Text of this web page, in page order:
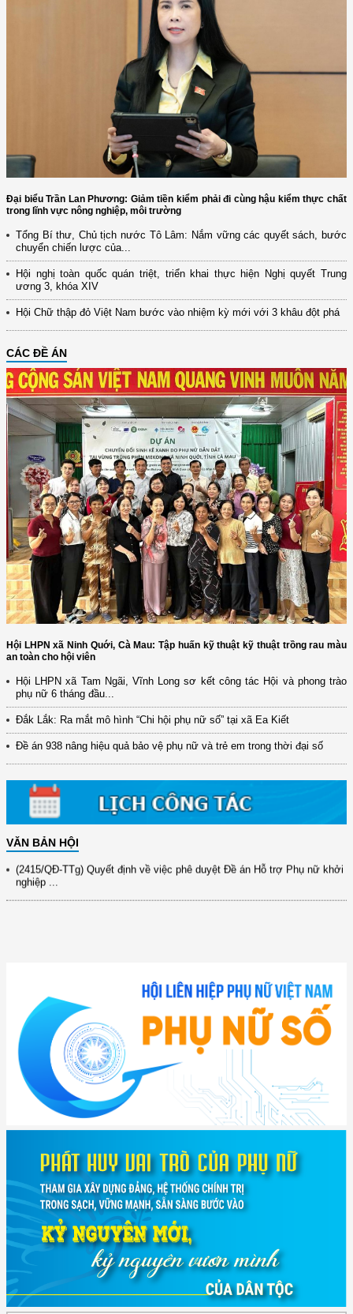
Đại biểu Trần Lan Phương: Giảm tiền kiểm phải đi cùng hậu kiểm thực chất
trong lĩnh vực nông nghiệp, môi trường
Tổng Bí thư, Chủ tịch nước Tô Lâm: Nắm vững các quyết sách, bước
chuyển chiến lược của...
Hội nghị toàn quốc quán triệt, triển khai thực hiện Nghị quyết Trung
ương 3, khóa XIV
Hội Chữ thập đỏ Việt Nam bước vào nhiệm kỳ mới với 3 khâu đột phá
CÁC ĐỀ ÁN
Hội LHPN xã Ninh Quới, Cà Mau: Tập huấn kỹ thuật kỹ thuật trồng rau màu
an toàn cho hội viên
Hội LHPN xã Tam Ngãi, Vĩnh Long sơ kết công tác Hội và phong trào
phụ nữ 6 tháng đầu...
Đắk Lắk: Ra mắt mô hình “Chi hội phụ nữ số” tại xã Ea Kiết
Đề án 938 nâng hiệu quả bảo vệ phụ nữ và trẻ em trong thời đại số
VĂN BẢN HỘI
(12/TB-HĐKH) V/v đăng ký, đề xuất nhiệm vụ Khoa học, công nghệ và
đổi mới ...
(898/KH/ĐCT) Kế hoạch thực hiện Quyết định số 2415/QĐ-TTg ngày
31/10/2025 ...
(417/QĐ-BNNMT) Quyết định phê duyệt Chương trình mục tiêu quốc gia
xây dựng ...
(891/KH-ĐCT) Kế hoạch thực hiện Nghị quyết số 72-NQ/TW ngày
(2415/QĐ-TTg) Quyết định về việc phê duyệt Đề án Hỗ trợ Phụ nữ khởi
nghiệp ...